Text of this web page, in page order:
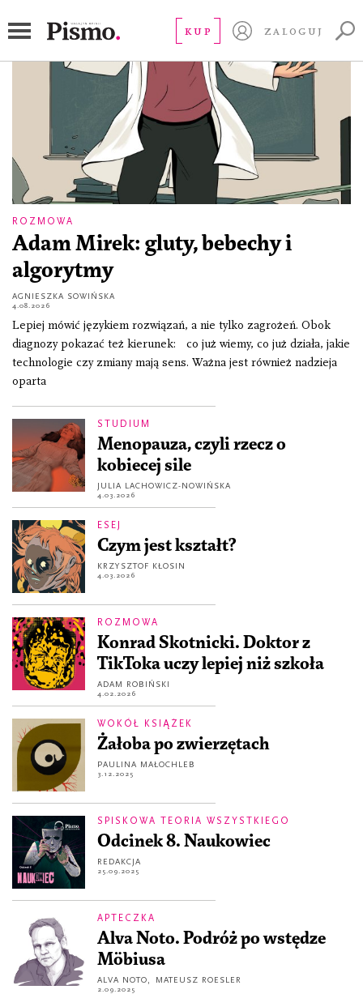
KUP ZALOGUJ
ROZMOWA
Adam Mirek: gluty, bebechy i
algorytmy
AGNIESZKA SOWIŃSKA
4.08.2026
Lepiej mówić językiem rozwiązań, a nie tylko zagrożeń. Obok
diagnozy pokazać też kierunek: co już wiemy, co już działa, jakie
technologie czy zmiany mają sens. Ważna jest również nadzieja
oparta
STUDIUM
Menopauza, czyli rzecz o
kobiecej sile
JULIA LACHOWICZ-NOWIŃSKA
4.03.2026
ESEJ
Czym jest kształt?
KRZYSZTOF KŁOSIN
4.03.2026
ROZMOWA
Konrad Skotnicki. Doktor z
TikToka uczy lepiej niż szkoła
ADAM ROBIŃSKI
4.02.2026
WOKÓŁ KSIĄŻEK
Żałoba po zwierzętach
PAULINA MAŁOCHLEB
3.12.2025
SPISKOWA TEORIA WSZYSTKIEGO
Odcinek 8. Naukowiec
REDAKCJA
25.09.2025
APTECZKA
Alva Noto. Podróż po wstędze
Möbiusa
ALVA NOTO, MATEUSZ ROESLER
2.09.2025